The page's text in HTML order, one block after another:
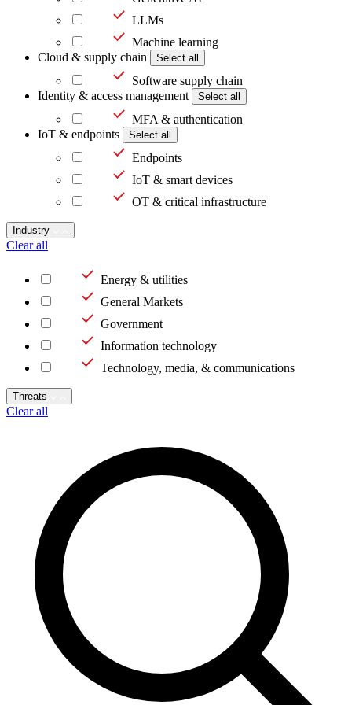
LLMs
Machine learning
Cloud & supply chain
Select all
Software supply chain
Identity & access management
Select all
MFA & authentication
IoT & endpoints
Select all
Endpoints
IoT & smart devices
OT & critical infrastructure
Industry
Clear all
Energy & utilities
General Markets
Government
Information technology
Technology, media, & communications
Threats
Clear all